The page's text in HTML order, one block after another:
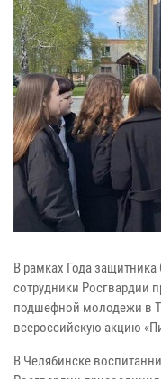
В рамках Года
сотрудники Росгвардии
подшефной молодежи в
всероссийскую акцию
В Челябинске